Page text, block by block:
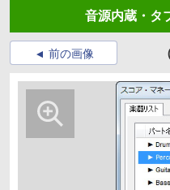
音源内蔵・タ
前の画像